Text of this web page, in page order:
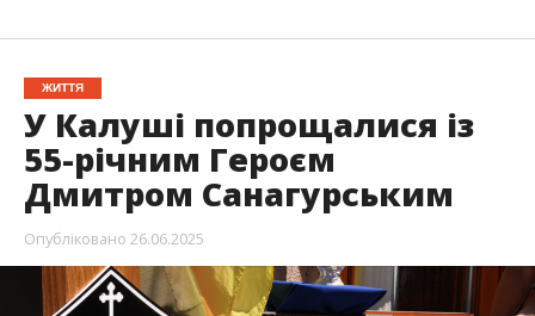
ЖИТТЯ
У Калуші попрощалися із
55-річним Героєм
Дмитром Санагурським
Опубліковано 26.06.2025